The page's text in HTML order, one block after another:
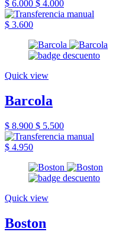
$ 6.000 $ 4.000
$ 3.600
Quick view
Barcola
$ 8.900 $ 5.500
$ 4.950
Quick view
Boston